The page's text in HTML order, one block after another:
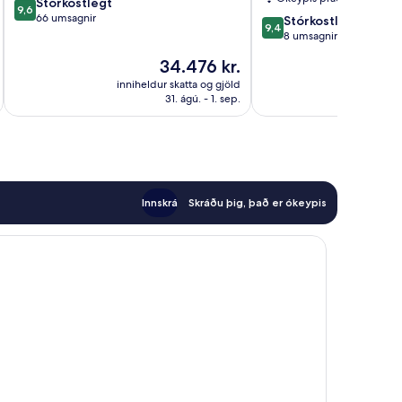
af
9,6
66 umsagnir
Verðið
er
34.476 kr.
34.476 kr.
inniheldur skatta og gjöld
31. ágú. - 1. sep.
9.4
af
9,4 Stórkostlegt
8 umsagnir
Innskrá Skráðu þig, það er ókeypis